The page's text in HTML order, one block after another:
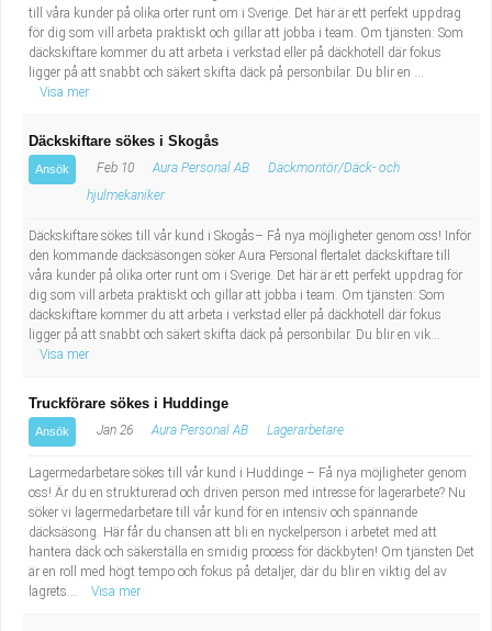
till våra kunder på olika orter runt om i Sverige. Det här är ett perfekt uppdrag
för dig som vill arbeta praktiskt och gillar att jobba i team. Om tjänsten: Som
däckskiftare kommer du att arbeta i verkstad eller på däckhotell där fokus
ligger på att snabbt och säkert skifta däck på personbilar. Du blir en ...
Visa mer
Däckskiftare sökes i Skogås
Ansök Feb 10 Aura Personal AB
Däckmontör/Däck- och
hjulmekaniker
Däckskiftare sökes till vår kund i Skogås– Få nya möjligheter genom oss! Inför
den kommande däcksäsongen söker Aura Personal flertalet däckskiftare till
våra kunder på olika orter runt om i Sverige. Det här är ett perfekt uppdrag för
dig som vill arbeta praktiskt och gillar att jobba i team. Om tjänsten: Som
däckskiftare kommer du att arbeta i verkstad eller på däckhotell där fokus
ligger på att snabbt och säkert skifta däck på personbilar. Du blir en vik...
Visa mer
Truckförare sökes i Huddinge
Ansök Jan 26 Aura Personal AB Lagerarbetare
Lagermedarbetare sökes till vår kund i Huddinge – Få nya möjligheter genom
oss! Är du en strukturerad och driven person med intresse för lagerarbete? Nu
söker vi lagermedarbetare till vår kund för en intensiv och spännande
däcksäsong. Här får du chansen att bli en nyckelperson i arbetet med att
hantera däck och säkerställa en smidig process för däckbyten! Om tjänsten Det
är en roll med högt tempo och fokus på detaljer, där du blir en viktig del av
lagrets...
Visa mer